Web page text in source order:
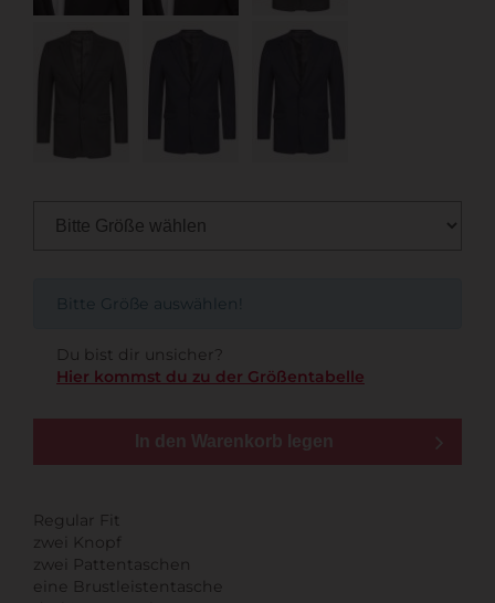
Bitte Größe auswählen!
Du bist dir unsicher?
Hier kommst du zu der Größentabelle
In den Warenkorb legen
Regular Fit
zwei Knopf
zwei Pattentaschen
eine Brustleistentasche